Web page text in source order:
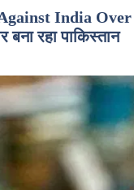
India
बना रहा पाकिस्तान